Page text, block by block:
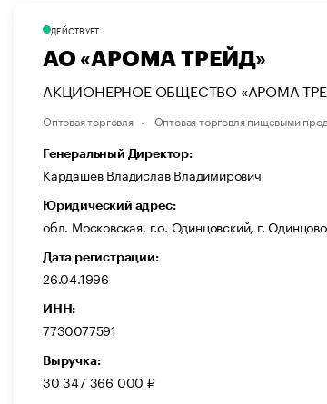
ДЕЙСТВУЕТ
АО «АРОМА ТРЕЙД»
АКЦИОНЕРНОЕ ОБЩЕСТВО «АРОМА
Оптовая торговля Оптовая торговля пищевыми
Генеральный Директор:
Кардашев Владислав Владимирович
Юридический адрес:
обл. Московская, г.о. Одинцовский, г.
Дата регистрации:
26.04.1996
ИНН:
7730077591
Выручка:
30 347 366 000 ₽